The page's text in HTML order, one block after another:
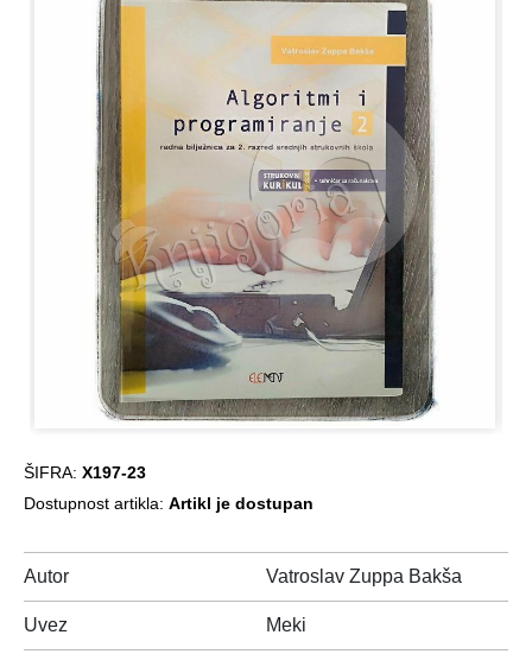
ŠIFRA: X197-23
Dostupnost artikla: Artikl je dostupan
Autor Vatroslav Zuppa Bakša
Uvez Meki